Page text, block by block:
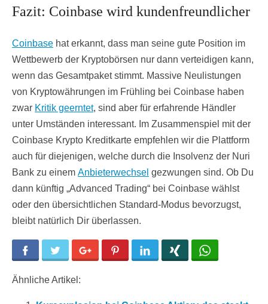
Fazit: Coinbase wird kundenfreundlicher
Coinbase hat erkannt, dass man seine gute Position im
Wettbewerb der Kryptobörsen nur dann verteidigen kann,
wenn das Gesamtpaket stimmt. Massive Neulistungen
von Kryptowährungen im Frühling bei Coinbase haben
zwar Kritik geerntet, sind aber für erfahrende Händler
unter Umständen interessant. Im Zusammenspiel mit der
Coinbase Krypto Kreditkarte empfehlen wir die Plattform
auch für diejenigen, welche durch die Insolvenz der Nuri
Bank zu einem Anbieterwechsel gezwungen sind. Ob Du
dann künftig „Advanced Trading“ bei Coinbase wählst
oder den übersichtlichen Standard-Modus bevorzugst,
bleibt natürlich Dir überlassen.
Facebook Twitter Google+ Pinterest LinkedIn
Ähnliche Artikel: